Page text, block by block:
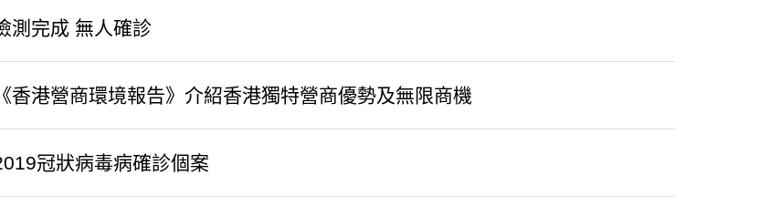
測完成 無人確診
香港營商環境報告》介紹香港獨特營商優勢及無限商機
冠狀病毒病確診個案